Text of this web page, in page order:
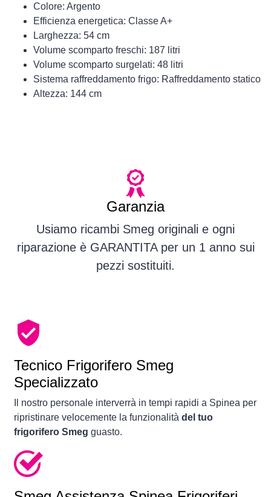
Colore: Argento
Efficienza energetica: Classe A+
Larghezza: 54 cm
Volume scomparto freschi: 187 litri
Volume scomparto surgelati: 48 litri
Sistema raffreddamento frigo: Raffreddamento statico
Altezza: 144 cm
Garanzia
Usiamo ricambi Smeg originali e ogni
riparazione è GARANTITA per un 1 anno sui
pezzi sostituiti.
Tecnico Frigorifero Smeg
Specializzato
Il nostro personale interverrà in tempi rapidi a Spinea per
ripristinare velocemente la funzionalità del tuo
frigorifero Smeg guasto.